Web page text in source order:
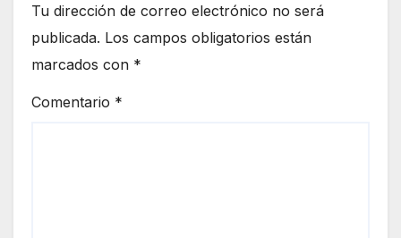
Tu dirección de correo electrónico no será
publicada. Los campos obligatorios están
marcados con *
Comentario *